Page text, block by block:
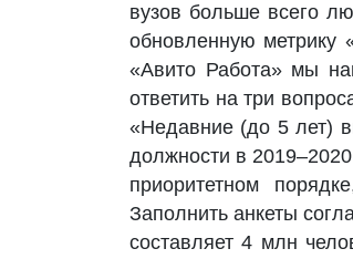
вузов больше всего
обновленную метрику
«Авито Работа» мы
ответить на три
«Недавние (до 5 лет)
должности в
приоритетном
Заполнить анкеты
составляет 4 млн